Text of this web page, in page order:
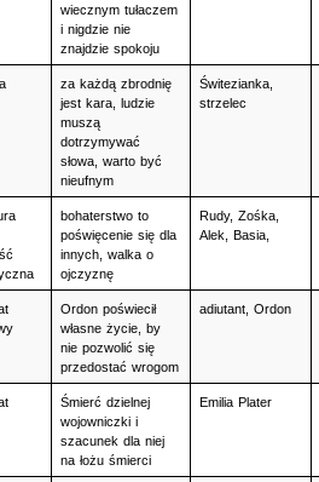
wiecznym tułaczem
i nigdzie nie
znajdzie spokoju
za każdą zbrodnię
jest kara, ludzie
muszą
dotrzymywać
słowa, warto być
nieufnym
Świtezianka,
strzelec
bohaterstwo to
poświęcenie się dla
innych, walka o
ojczyznę
Rudy, Zośka,
Alek, Basia,
Ordon poświecił
własne życie, by
nie pozwolić się
przedostać wrogom
adiutant, Ordon
Śmierć dzielnej
wojowniczki i
szacunek dla niej
na łożu śmierci
Emilia Plater